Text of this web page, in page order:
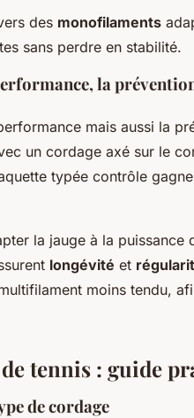
des monofilaments
sans perdre en stabilité.
la
mais aussi la
un cordage axé sur le
typée contrôle
la jauge à la puissance
longévité et
moins tendu,
tennis : guide
de cordage